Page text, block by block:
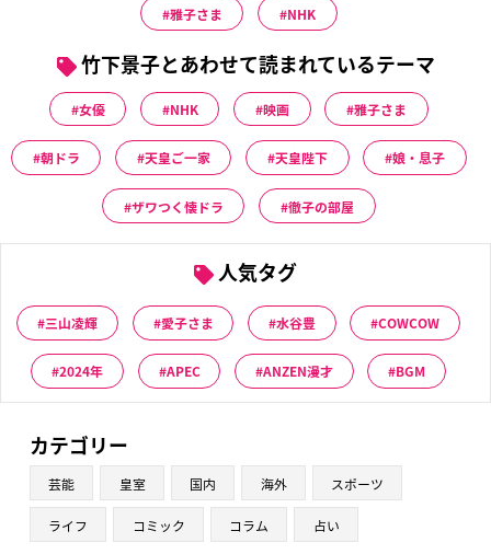
雅子さま NHK
竹下景子とあわせて読まれているテーマ
女優 NHK 映画 雅子さま
朝ドラ 天皇ご一家 天皇陛下 娘・息子
ザワつく懐ドラ 徹子の部屋
人気タグ
三山凌輝 愛子さま 水谷豊 COWCOW
2024年 APEC ANZEN漫才 BGM
カテゴリー
芸能 皇室 国内 海外 スポーツ
ライフ コミック コラム 占い